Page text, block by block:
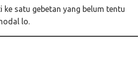
satu gebetan yang belum tentu
lo.